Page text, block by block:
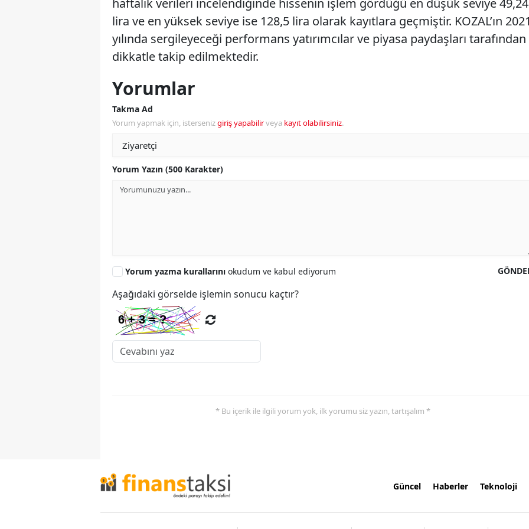
haftalık verileri incelendiğinde hissenin işlem gördüğü en düşük seviye 49,24
lira ve en yüksek seviye ise 128,5 lira olarak kayıtlara geçmiştir. KOZAL’ın
yılında sergileyeceği performans yatırımcılar ve piyasa paydaşları tarafından
dikkatle takip edilmektedir.
Yorumlar
Takma Ad
Yorum yapmak için, istersenizgiriş yapabilirveya kayıt olabilirsiniz.
Yorum Yazın (500 Karakter)
Yorum yazma kurallarını okudum ve kabul ediyorum
Aşağıdaki görselde işlemin sonucu kaçtır?
* Bu içerik ile ilgili yorum yok, ilk yorumu siz yazın, tartışalım *
Güncel Haberler Teknoloji